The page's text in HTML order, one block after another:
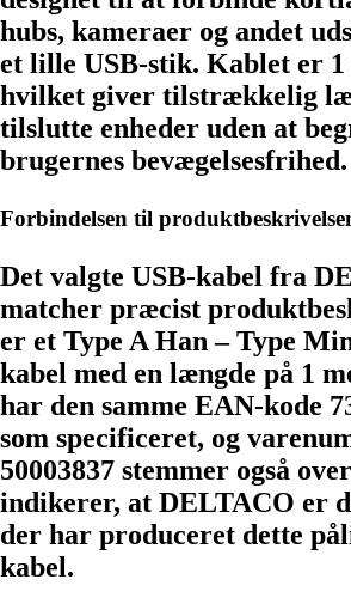
hubs, kameraer og andet
et lille USB-stik. Kablet er
hvilket giver tilstrækkelig
tilslutte enheder uden at
brugernes bevægelsesfrihed.
Forbindelsen til
Det valgte USB-kabel fra
matcher præcist
er et Type A Han – Type
kabel med en længde på 1
har den samme EAN-kode
som specificeret, og
50003837 stemmer også
indikerer, at DELTACO er
der har produceret dette
kabel.